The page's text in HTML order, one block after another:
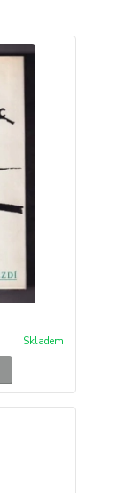
Skladem